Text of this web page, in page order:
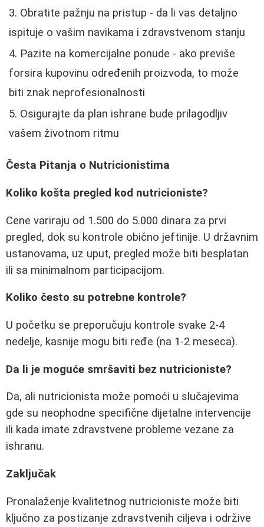
Obratite pažnju na pristup - da li vas detaljno
ispituje o vašim navikama i zdravstvenom stanju
Pazite na komercijalne ponude - ako previše
forsira kupovinu određenih proizvoda, to može
biti znak neprofesionalnosti
Osigurajte da plan ishrane bude prilagodljiv
vašem životnom ritmu
Česta Pitanja o Nutricionistima
Koliko košta pregled kod nutricioniste?
Cene variraju od 1.500 do 5.000 dinara za prvi
pregled, dok su kontrole obično jeftinije. U državnim
ustanovama, uz uput, pregled može biti besplatan
ili sa minimalnom participacijom.
Koliko često su potrebne kontrole?
U početku se preporučuju kontrole svake 2-4
nedelje, kasnije mogu biti ređe (na 1-2 meseca).
Da li je moguće smršaviti bez nutricioniste?
Da, ali nutricionista može pomoći u slučajevima
gde su neophodne specifične dijetalne intervencije
ili kada imate zdravstvene probleme vezane za
ishranu.
Zaključak
Pronalaženje kvalitetnog nutricioniste može biti
ključno za postizanje zdravstvenih ciljeva i održive